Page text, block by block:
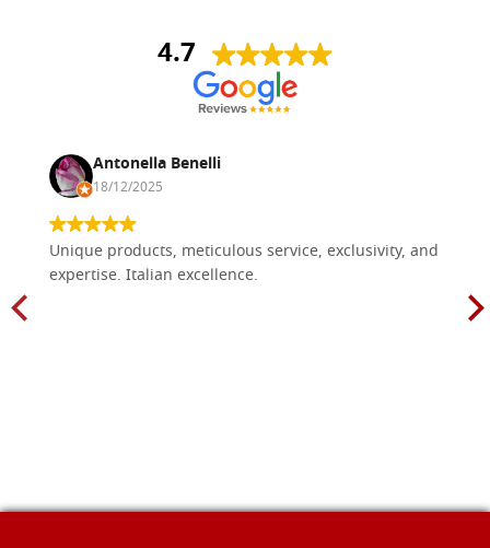
4.7
Antonella Benelli
18/12/2025
Unique products, meticulous service, exclusivity, and
expertise. Italian excellence.